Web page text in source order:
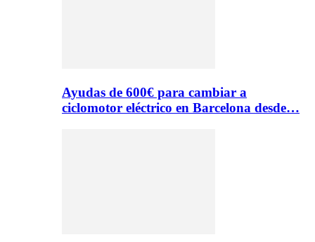
Ayudas de 600€ para cambiar a
ciclomotor eléctrico en Barcelona desde…